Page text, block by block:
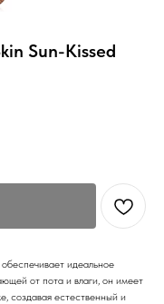
Sun-Kissed
идеальное
от пота и влаги, он имеет
создавая естественный и